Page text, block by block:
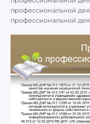
профессиональной
профессиональной